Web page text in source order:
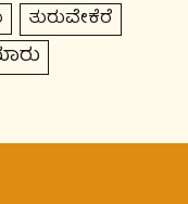
ತುರುವೇಕೆರೆ